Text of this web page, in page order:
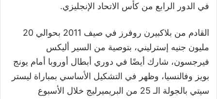
في الدور الرابع من كأس الاتحاد الإنجليزي.
القادم من بلاكبيرن روفرز في صيف 2011 بحوالي 20
مليون جنيه إسترليني، بتوصية من السير أليكس
فيرجسون، شارك أيضًا في دوري أبطال أوروبا أمام يونج
بويز وفالنسيا، وظهر في التشكيل الأساسي بمباراة ليستر
سيتي بالجولة الـ 25 من البريميرليج خلال الأسبوع